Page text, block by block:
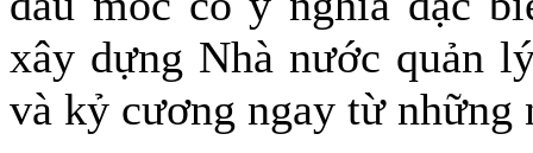
xây dựng Nhà nước quản
và kỷ cương ngay từ những